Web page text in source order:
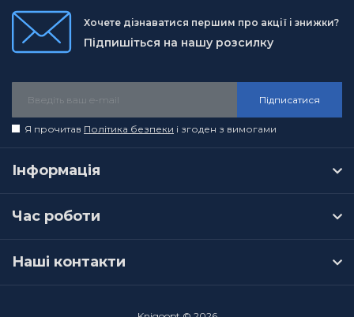
Хочете дізнаватися першим про акції і знижки?
Підпишіться на нашу розсилку
Підписатися
Я прочитав Політика безпеки і згоден з вимогами
Інформація
Час роботи
Наші контакти